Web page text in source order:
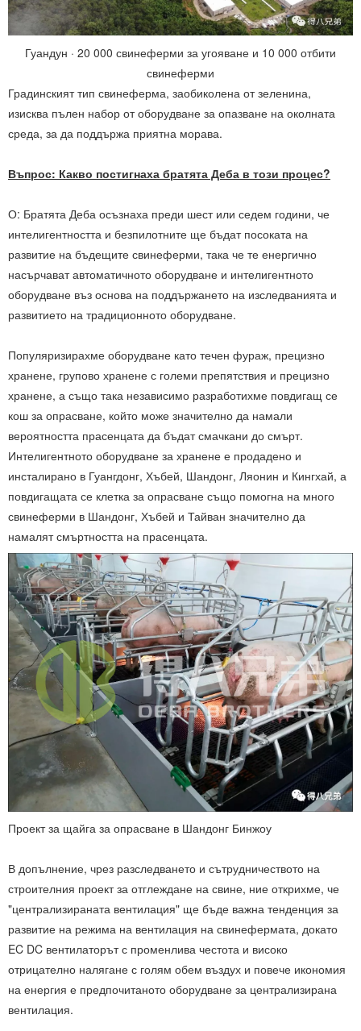
Гуандун · 20 000 свинеферми за угояване и 10 000 отбити
свинеферми
Градинският тип свинеферма, заобиколена от зеленина,
изисква пълен набор от оборудване за опазване на околната
среда, за да поддържа приятна морава.
Въпрос: Какво постигнаха братята Деба в този процес?
О: Братята Деба осъзнаха преди шест или седем години, че
интелигентността и безпилотните ще бъдат посоката на
развитие на бъдещите свинеферми, така че те енергично
насърчават автоматичното оборудване и интелигентното
оборудване въз основа на поддържането на изследванията и
развитието на традиционното оборудване.
Популяризирахме оборудване като течен фураж, прецизно
хранене, групово хранене с големи препятствия и прецизно
хранене, а също така независимо разработихме повдигащ се
кош за опрасване, който може значително да намали
вероятността прасенцата да бъдат смачкани до смърт.
Интелигентното оборудване за хранене е продадено и
инсталирано в Гуангдонг, Хъбей, Шандонг, Ляонин и Кингхай, а
повдигащата се клетка за опрасване също помогна на много
свинеферми в Шандонг, Хъбей и Тайван значително да
намалят смъртността на прасенцата.
Проект за щайга за опрасване в Шандонг Бинжоу
В допълнение, чрез разследването и сътрудничеството на
строителния проект за отглеждане на свине, ние открихме, че
"централизираната вентилация" ще бъде важна тенденция за
развитие на режима на вентилация на свинефермата, докато
EC DC вентилаторът с променлива честота и високо
отрицателно налягане с голям обем въздух и повече икономия
на енергия е предпочитаното оборудване за централизирана
вентилация.